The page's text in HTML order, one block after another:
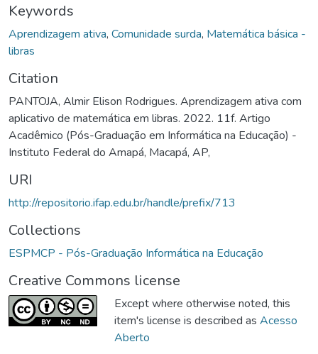
Keywords
Aprendizagem ativa, Comunidade surda, Matemática básica -
libras
Citation
PANTOJA, Almir Elison Rodrigues. Aprendizagem ativa com
aplicativo de matemática em libras. 2022. 11f. Artigo
Acadêmico (Pós-Graduação em Informática na Educação) -
Instituto Federal do Amapá, Macapá, AP,
URI
http://repositorio.ifap.edu.br/handle/prefix/713
Collections
ESPMCP - Pós-Graduação Informática na Educação
Creative Commons license
Except where otherwise noted, this
item's license is described as Acesso
Aberto